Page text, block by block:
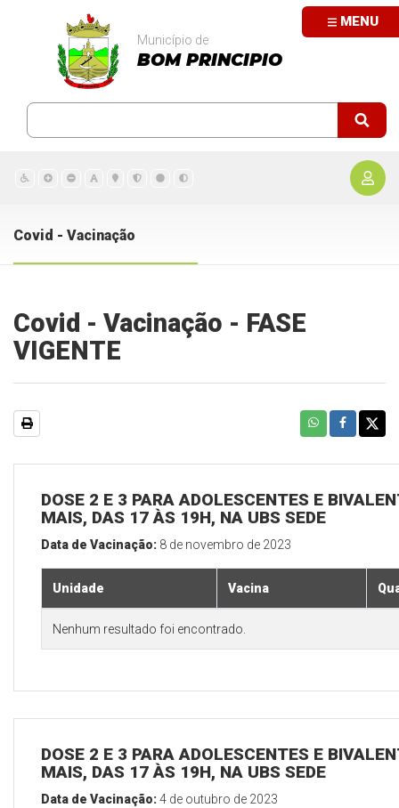
MENU
Município de
BOM PRINCIPIO
Covid - Vacinação
Covid - Vacinação - FASE
VIGENTE
DOSE 2 E 3 PARA ADOLESCENTES E
MAIS, DAS 17 ÀS 19H, NA UBS SEDE
Data de Vacinação: 8 de novembro de 2023
Unidade Vacina
Nenhum resultado foi encontrado.
DOSE 2 E 3 PARA ADOLESCENTES E
MAIS, DAS 17 ÀS 19H, NA UBS SEDE
Data de Vacinação:4 de outubro de 2023